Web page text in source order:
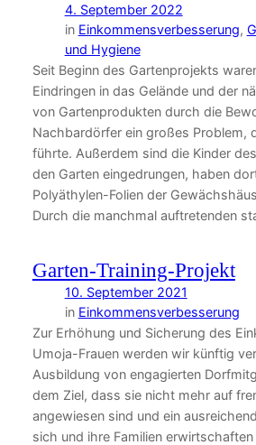
4. September 2022
in Einkommensverbesserung,
und Hygiene
Seit Beginn des Gartenprojekts
Eindringen in das Gelände und der
von Gartenprodukten durch die
Nachbardörfer ein großes Problem,
führte. Außerdem sind die Kinder
den Garten eingedrungen, haben
Polyäthylen-Folien der
Durch die manchmal auftretenden
Garten-Training-Projekt
10. September 2021
in Einkommensverbesserung
Zur Erhöhung und Sicherung des
Umoja-Frauen werden wir künftig
Ausbildung von engagierten
dem Ziel, dass sie nicht mehr auf
angewiesen sind und ein
sich und ihre Familien erwirtschaften